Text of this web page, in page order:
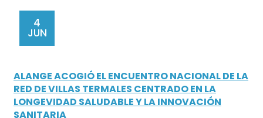
4
JUN
ALANGE ACOGIÓ EL ENCUENTRO NACIONAL DE LA
RED DE VILLAS TERMALES CENTRADO EN LA
LONGEVIDAD SALUDABLE Y LA INNOVACIÓN
SANITARIA